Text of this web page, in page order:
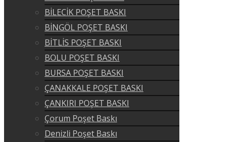
BİLECİK POŞET BASKI
BİNGÖL POŞET BASKI
BİTLİS POŞET BASKI
BOLU POŞET BASKI
BURSA POŞET BASKI
ÇANAKKALE POŞET BASKI
ÇANKIRI POŞET BASKI
Çorum Poşet Baskı
Denizli Poşet Baskı